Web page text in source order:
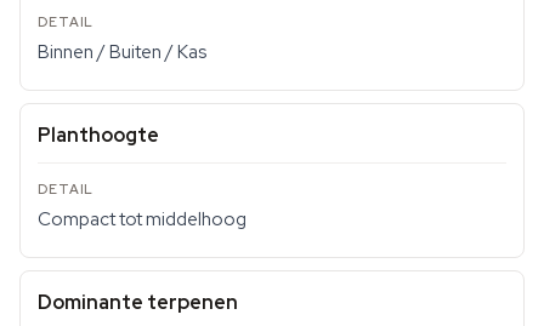
Binnen / Buiten / Kas
Planthoogte
Compact tot middelhoog
Dominante terpenen